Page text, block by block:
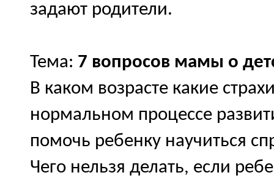
задают родители.
Тема: 7 вопросов мамы о
В каком возрасте какие
нормальном процессе
помочь ребенку научиться
Чего нельзя делать, если